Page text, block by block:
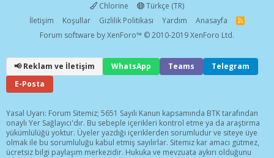
Chlorine
Türkçe (TR)
İletişim
Koşullar Gizlilik Politikası Yardım Anasayfa
R
S
Forum software by XenForo™ © 2010-2019 XenForo Ltd.
📢 Reklam ve İletişim WhatsApp Teams
Telegram
E-Posta
Yasal Uyarı: Forum Sitemiz; 5651 Sayılı Kanun kapsamında BTK tarafından
onaylı Yer Sağlayıcı'dır. Bu sebeple içerikleri kontrol etme ya da araştırma
yükümlülüğü yoktur. Üyeler yazdığı içeriklerden sorumludur ve siteye üye
olmak ile bu sorumluluğu kabul etmiş sayılırlar. Sitemiz kar amacı gütmez,
ücretsiz bilgi paylaşım merkezidir. Hukuka ve mevzuata aykırı olduğunu